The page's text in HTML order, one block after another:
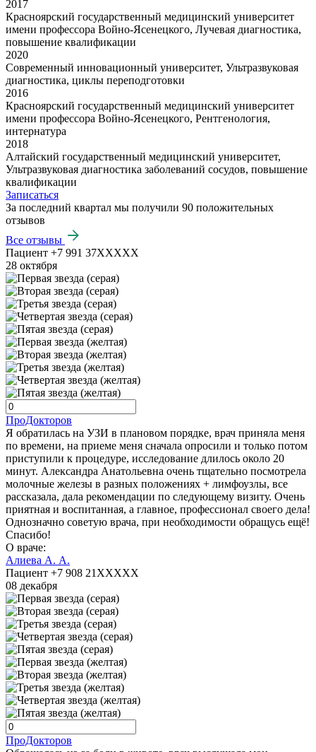
2017
Красноярский государственный медицинский университет
имени профессора Войно-Ясенецкого, Лучевая диагностика,
повышение квалификации
2020
Современный инновационный университет, Ультразвуковая
диагностика, циклы переподготовки
2016
Красноярский государственный медицинский университет
имени профессора Войно-Ясенецкого, Рентгенология,
интернатура
2018
Алтайский государственный медицинский университет,
Ультразвуковая диагностика заболеваний сосудов, повышение
квалификации
Записаться
За последний квартал мы получили 90 положительных
отзывов
Все отзывы
Пациент +7 991 37XXXXX
28 октября
ПроДокторов
Я обратилась на УЗИ в плановом порядке, врач приняла меня
по времени, на приеме меня сначала опросили и только потом
приступили к процедуре, исследование длилось около 20
минут. Александра Анатольевна очень тщательно посмотрела
молочные железы в разных положениях + лимфоузлы, все
рассказала, дала рекомендации по следующему визиту. Очень
приятная и воспитанная, а главное, профессионал своего дела!
Однозначно советую врача, при необходимости обращусь ещё!
Спасибо!
О враче:
Алиева А. А.
Пациент +7 908 21XXXXX
08 декабря
ПроДокторов